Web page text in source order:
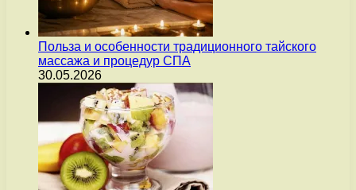
Польза и особенности традиционного тайского
массажа и процедур СПА
30.05.2026